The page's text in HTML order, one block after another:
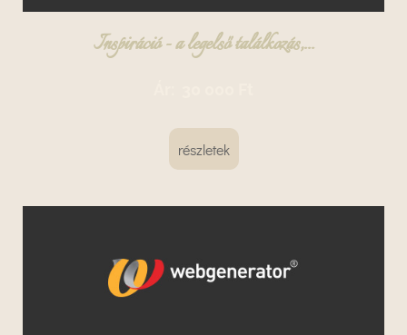
Inspiráció - a legelső találkozás,...
részletek